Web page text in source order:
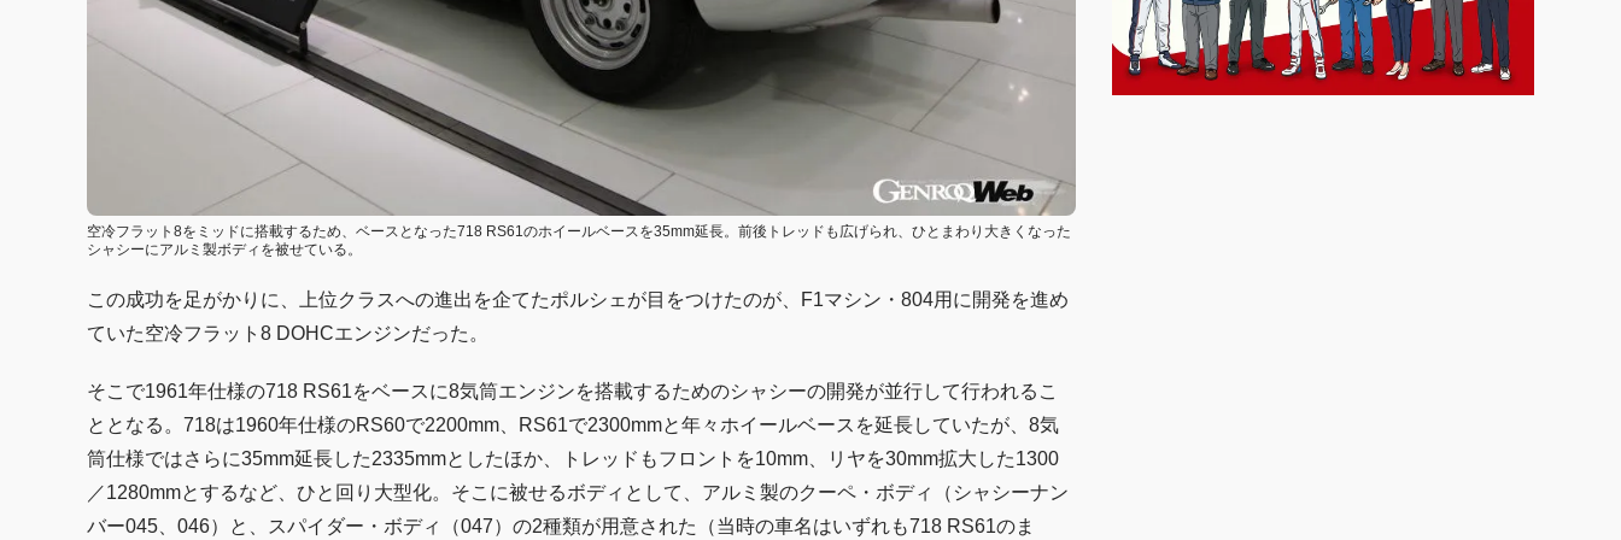
空冷フラット8をミッドに搭載するため、ベースとなった718 RS61のホイールベースを35mm延長。前後トレッドも広げられ、ひとまわり大きくなった
シャシーにアルミ製ボディを被せている。
この成功を足がかりに、上位クラスへの進出を企てたポルシェが目をつけたのが、F1マシン・804用に開発を進め
ていた空冷フラット8 DOHCエンジンだった。
そこで1961年仕様の718 RS61をベースに8気筒エンジンを搭載するためのシャシーの開発が並行して行われるこ
ととなる。718は1960年仕様のRS60で2200mm、RS61で2300mmと年々ホイールベースを延長していたが、8気
筒仕様ではさらに35mm延長した2335mmとしたほか、トレッドもフロントを10mm、リヤを30mm拡大した1300
／1280mmとするなど、ひと回り大型化。そこに被せるボディとして、アルミ製のクーペ・ボディ（シャシーナン
バー045、046）と、スパイダー・ボディ（047）の2種類が用意された（当時の車名はいずれも718 RS61のま